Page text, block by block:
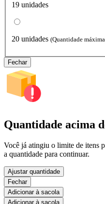
19 unidades
20 unidades (Quantidade
Fechar
Quantidade acima
Você já atingiu o limite de itens
a quantidade para continuar.
Ajustar quantidade
Fechar
Adicionar à sacola
Adicionar à sacola